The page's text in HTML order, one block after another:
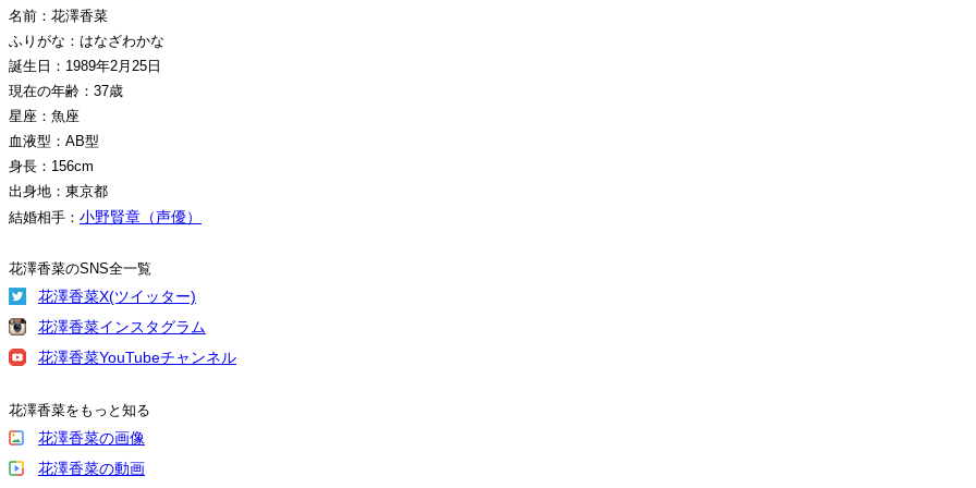
名前：花澤香菜
ふりがな：はなざわかな
誕生日：1989年2月25日
現在の年齢：37歳
星座：魚座
血液型：AB型
身長：156cm
出身地：東京都
結婚相手： 小野賢章（声優）
花澤香菜のSNS全一覧
花澤香菜X(ツイッター)
花澤香菜インスタグラム
花澤香菜YouTubeチャンネル
花澤香菜をもっと知る
花澤香菜の画像
花澤香菜の動画